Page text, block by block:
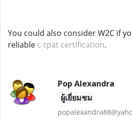
You could also consider W2C if
reliable c-tpat certification.
Pop Alexandra
ผู้เยี่ยมชม